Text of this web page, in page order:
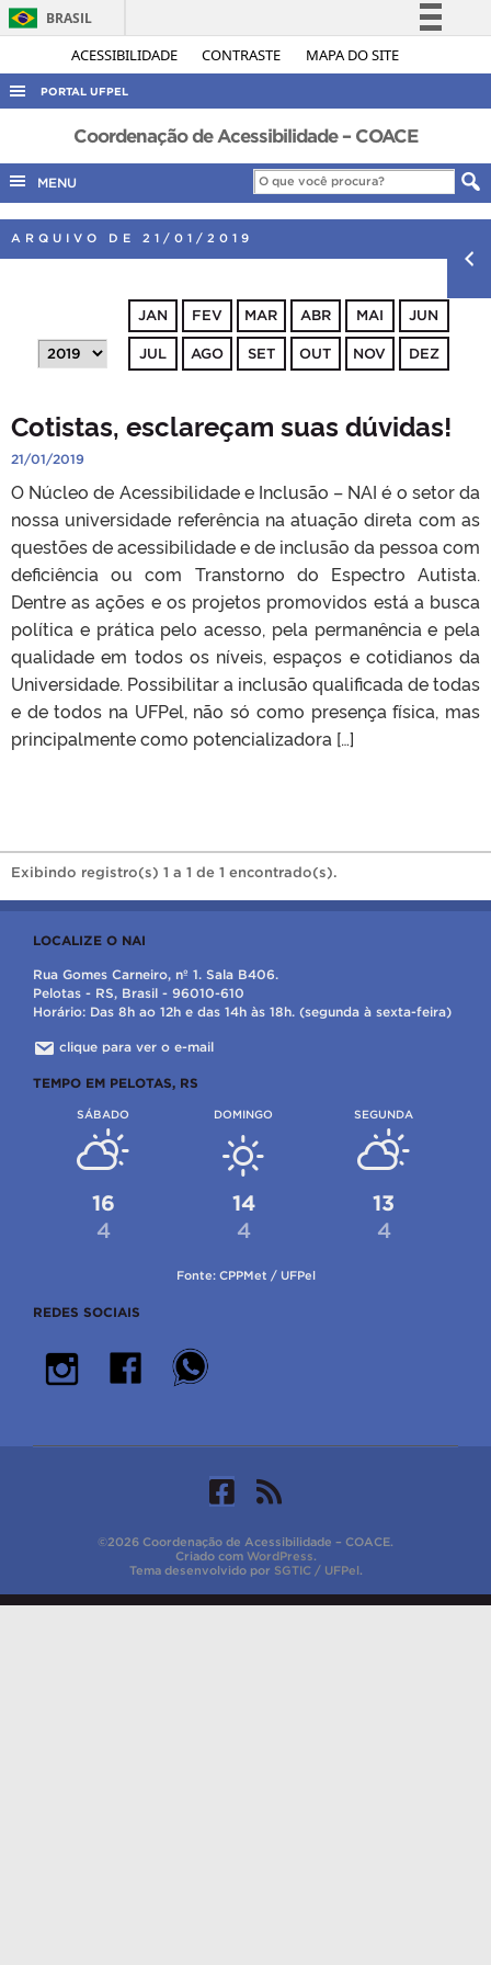
ACESSIBILIDADE CONTRASTE MAPA DO SITE
BRASIL
Simplifique!
Legislação
Canais
PORTAL UFPEL
ACESSO À INFORMAÇÃO
AUDITORIA
COBALTO
CONCURSOS
OUVIDORIA
TELEFONES
Coordenação de Acessibilidade – COACE
MENU
ARQUIVO DE 21/01/2019
JAN FEV MAR ABR MAI JUN
JUL AGO SET OUT NOV DEZ
Cotistas, esclareçam suas dúvidas!
21/01/2019
O Núcleo de Acessibilidade e Inclusão – NAI é o setor da
nossa universidade referência na atuação direta com as
questões de acessibilidade e de inclusão da pessoa com
deficiência ou com Transtorno do Espectro Autista.
Dentre as ações e os projetos promovidos está a busca
política e prática pelo acesso, pela permanência e pela
qualidade em todos os níveis, espaços e cotidianos da
Universidade. Possibilitar a inclusão qualificada de todas
e de todos na UFPel, não só como presença física, mas
principalmente como potencializadora […]
Exibindo registro(s) 1 a 1 de 1 encontrado(s).
LOCALIZE O NAI
Rua Gomes Carneiro, nº 1. Sala B406.
Pelotas - RS, Brasil - 96010-610
Horário: Das 8h ao 12h e das 14h às 18h. (segunda à sexta-feira)
clique para ver o e-mail
TEMPO EM PELOTAS, RS
SÁBADO
16
4
DOMINGO
14
4
SEGUNDA
13
4
Fonte: CPPMet / UFPel
REDES SOCIAIS
©2026 Coordenação de Acessibilidade – COACE.
Criado com WordPress.
Tema desenvolvido por SGTIC / UFPel .